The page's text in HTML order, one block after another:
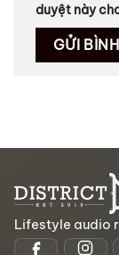
duyệt này
Lifestyle audio